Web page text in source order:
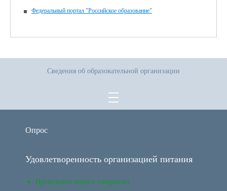
Федеральный портал "Российское образование"
Сведения об образовательной организации
Опрос
Удовлетворенность организацией питания
Проведение опроса завершено